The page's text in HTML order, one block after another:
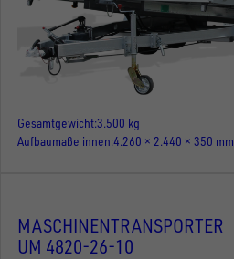
Gesamtgewicht3.500 kg
Aufbaumaße innen 4.260 × 2.440 × 350 mm
MASCHINENTRANSPORTER
UM 4820-26-10